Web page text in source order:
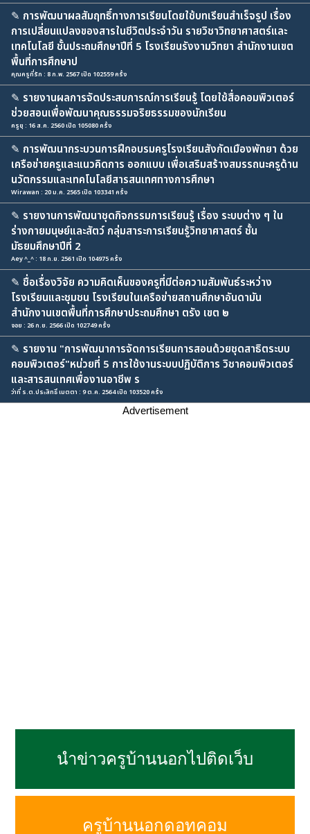
✎ การพัฒนาผลสัมฤทธิ์ทางการเรียนโดยใช้บทเรียนสำเร็จรูป เรื่อง
การเปลี่ยนแปลงของสารในชีวิตประจำวัน รายวิชาวิทยาศาสตร์และ
เทคโนโลยี ชั้นประถมศึกษาปีที่ 5 โรงเรียนรังงามวิทยา สำนักงานเขต
พื้นที่การศึกษาป
คุณครูที่รัก : 8 ก.พ. 2567 เปิด 102559 ครั้ง
✎ รายงานผลการจัดประสบการณ์การเรียนรู้ โดยใช้สื่อคอมพิวเตอร์
ช่วยสอนเพื่อพัฒนาคุณธรรมจริยธรรมของนักเรียน
ครูยุ : 16 ส.ค. 2560 เปิด 105080 ครั้ง
✎ การพัฒนากระบวนการฝึกอบรมครูโรงเรียนสังกัดเมืองพัทยา ด้วย
เครือข่ายครูและแนวคิดการ ออกแบบ เพื่อเสริมสร้างสมรรถนะครูด้าน
นวัตกรรมและเทคโนโลยีสารสนเทศทางการศึกษา
Wirawan : 20 ม.ค. 2565 เปิด 103341 ครั้ง
✎ รายงานการพัฒนาชุดกิจกรรมการเรียนรู้ เรื่อง ระบบต่าง ๆ ใน
ร่างกายมนุษย์และสัตว์ กลุ่มสาระการเรียนรู้วิทยาศาสตร์ ชั้น
มัธยมศึกษาปีที่ 2
Aey ^_^ : 18 ก.ย. 2561 เปิด 104975 ครั้ง
✎ ชื่อเรื่องวิจัย ความคิดเห็นของครูที่มีต่อความสัมพันธ์ระหว่าง
โรงเรียนและชุมชน โรงเรียนในเครือข่ายสถานศึกษาอันดามัน
สำนักงานเขตพื้นที่การศึกษาประถมศึกษา ตรัง เขต ๒
จอย : 26 ก.ย. 2566 เปิด 102749 ครั้ง
✎ รายงาน "การพัฒนาการจัดการเรียนการสอนด้วยชุดสาธิตระบบ
คอมพิวเตอร์"หน่วยที่ 5 การใช้งานระบบปฏิบัติการ วิชาคอมพิวเตอร์
และสารสนเทศเพื่องานอาชีพ ร
ว่าที่ ร.ต.ประสิทธิ์ เมตตา : 9 ต.ค. 2564 เปิด 103520 ครั้ง
Advertisement
นำข่าวครูบ้านนอกไปติดเว็บ
ครูบ้านนอกดอทคอม